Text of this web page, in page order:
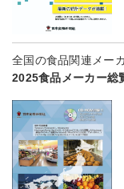
全国の食品関連メ
2025食品メーカー総